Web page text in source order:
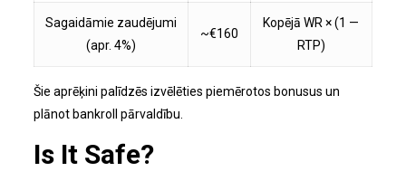
Sagaidāmie zaudējumi
(apr. 4%)
~€160
Kopējā WR × (1 —
RTP)
Šie aprēķini palīdzēs izvēlēties piemērotos bonusus un
plānot bankroll pārvaldību.
Is It Safe?